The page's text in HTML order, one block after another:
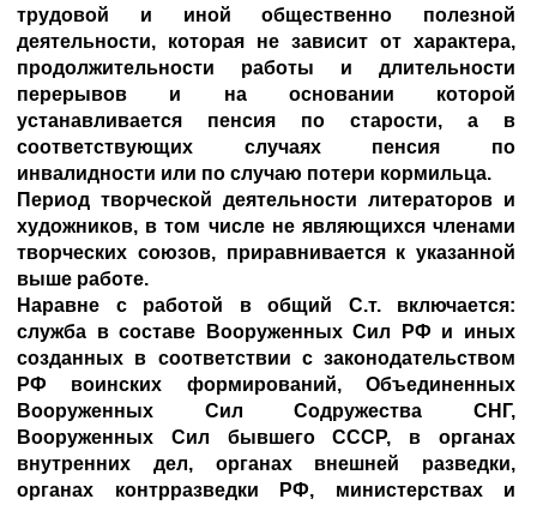
трудовой и иной общественно полезной
деятельности, которая не зависит от характера,
продолжительности работы и длительности
перерывов и на основании которой
устанавливается пенсия по старости, а в
соответствующих случаях пенсия по
инвалидности или по случаю потери кормильца.
Период творческой деятельности литераторов и
художников, в том числе не являющихся членами
творческих союзов, приравнивается к указанной
выше работе.
Наравне с работой в общий С.т. включается:
служба в составе Вооруженных Сил РФ и иных
созданных в соответствии с законодательством
РФ воинских формирований, Объединенных
Вооруженных Сил Содружества СНГ,
Вооруженных Сил бывшего СССР, в органах
внутренних дел, органах внешней разведки,
органах контрразведки РФ, министерствах и